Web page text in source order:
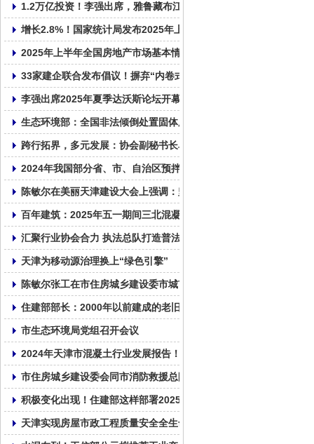
1.2万亿投资！李强出席，雅鲁藏布江下游水电工程正式开工！
增长2.8%！国家统计局发布2025年上半年全国固定资产投资统计数
2025年上半年全国房地产市场基本情况
33家建企联合发布倡议！摒弃“内卷式”竞争！
李强出席2025年夏季达沃斯论坛开幕式并致辞
生态环境部：全国非法倾倒处置固体废物专项整治行动启动
跨行拓界，多元发展：协会副秘书长单位天津市鼎华百圣混凝土企
2024年我国部分省、市、自治区预拌混凝土产量统计表
陈敏尔在美丽天津建设大会上强调：坚持走内涵式发展路子，全面
百年建筑：2025年五一期间三北混凝土市场运行情况
汇聚行业协会合力 执法总队打造普法新样本
天津为移动源治理换上“绿色引擎”
陈敏尔张工在市住房城乡建设委市城市管理委调研：以筹备好上合
住建部部长：2000年以前建成的老旧小区纳入城市更新改造范围
市生态环境局党组召开会议
2024年天津市混凝土行业发展报告！
市住房城乡建设委会同市消防救援总队召开全市住建领域安全生产
积极变化出现！住建部这样部署2025年房地产工作
天津实现房屋市政工程质量安全全生命周期数字监管